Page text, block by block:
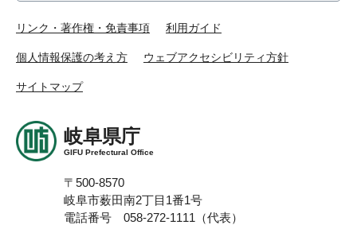
リンク・著作権・免責事項 利用ガイド
個人情報保護の考え方 ウェブアクセシビリティ方針
サイトマップ
岐阜県庁
GIFU Prefectural Office
〒500-8570
岐阜市薮田南2丁目1番1号
電話番号 058-272-1111（代表）